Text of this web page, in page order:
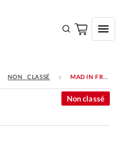
NON CLASSÉ MAD IN FRANCE: DE BONNES RÉSOLUTIONS POUR LA VIE
Non classé